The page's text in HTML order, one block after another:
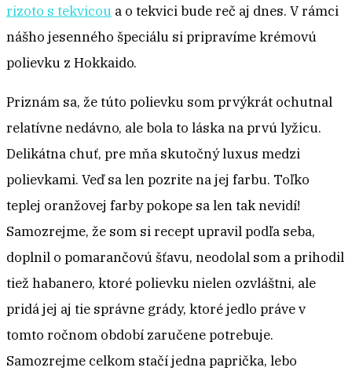
rizoto s tekvicou a o tekvici bude reč aj dnes. V rámci
nášho jesenného špeciálu si pripravíme krémovú
polievku z Hokkaido.
Priznám sa, že túto polievku som prvýkrát ochutnal
relatívne nedávno, ale bola to láska na prvú lyžicu.
Delikátna chuť, pre mňa skutočný luxus medzi
polievkami. Veď sa len pozrite na jej farbu. Toľko
teplej oranžovej farby pokope sa len tak nevidí!
Samozrejme, že som si recept upravil podľa seba,
doplnil o pomarančovú šťavu, neodolal som a prihodil
tiež habanero, ktoré polievku nielen ozvláštni, ale
pridá jej aj tie správne grády, ktoré jedlo práve v
tomto ročnom období zaručene potrebuje.
Samozrejme celkom stačí jedna paprička, lebo